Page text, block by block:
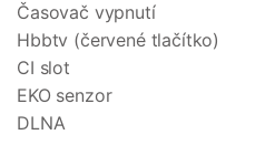
Časovač vypnutí
Hbbtv (červené tlačítko)
CI slot
EKO senzor
DLNA